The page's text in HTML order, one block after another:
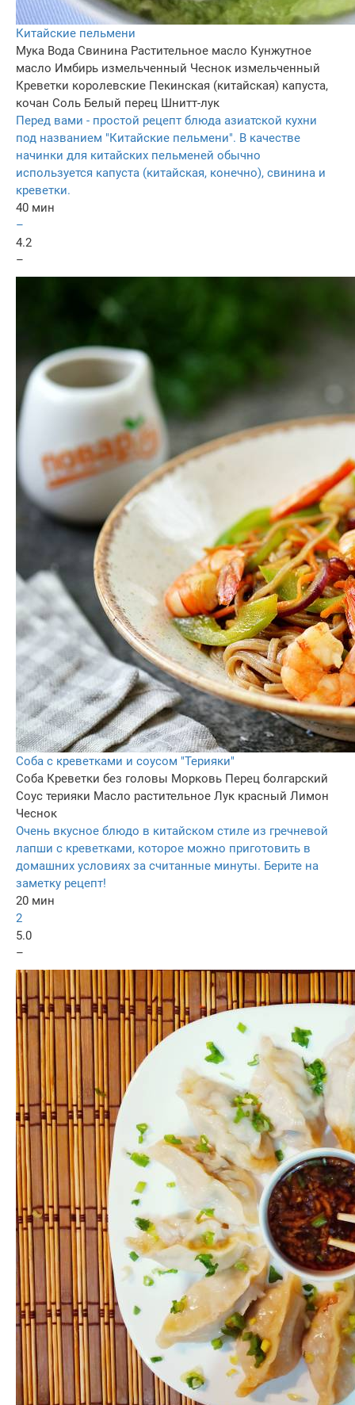
Китайские пельмени
Мука Вода Свинина Растительное масло Кунжутное
масло Имбирь измельченный Чеснок измельченный
Креветки королевские Пекинская (китайская) капуста,
кочан Соль Белый перец Шнитт-лук
Перед вами - простой рецепт блюда азиатской кухни
под названием "Китайские пельмени". В качестве
начинки для китайских пельменей обычно
используется капуста (китайская, конечно), свинина и
креветки.
40 мин
–
4.2
–
Соба с креветками и соусом "Терияки"
Соба Креветки без головы Морковь Перец болгарский
Соус терияки Масло растительное Лук красный Лимон
Чеснок
Очень вкусное блюдо в китайском стиле из гречневой
лапши с креветками, которое можно приготовить в
домашних условиях за считанные минуты. Берите на
заметку рецепт!
20 мин
2
5.0
–